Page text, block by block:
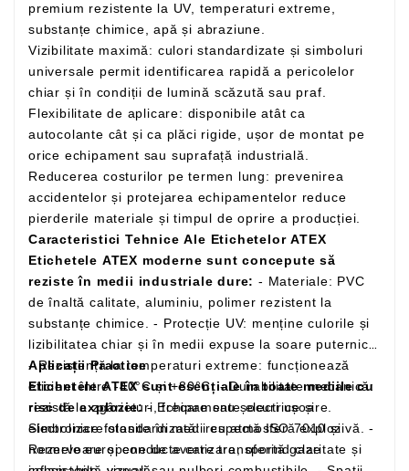
premium rezistente la UV, temperaturi extreme,
substanțe chimice, apă și abraziune.
Vizibilitate maximă: culori standardizate și simboluri
universale permit identificarea rapidă a pericolelor
chiar și în condiții de lumină scăzută sau praf.
Flexibilitate de aplicare: disponibile atât ca
autocolante cât și ca plăci rigide, ușor de montat pe
orice echipament sau suprafață industrială.
Reducerea costurilor pe termen lung: prevenirea
accidentelor și protejarea echipamentelor reduce
pierderile materiale și timpul de oprire a producției.
Caracteristici Tehnice Ale Etichetelor ATEX
Etichetele ATEX moderne sunt concepute să
reziste în medii industriale dure: - Materiale: PVC
de înaltă calitate, aluminiu, polimer rezistent la
substanțe chimice. - Protecție UV: menține culorile și
lizibilitatea chiar și în medii expuse la soare puternic.
- Rezistență la temperaturi extreme: funcționează
eficient între -40°C și +80°C. - Durabilitate mecanică:
rezistă la zgârieturi, frecare sau șocuri ușoare.
Simbolizare standardizată: respectă ISO 7010 și
normele europene de avertizare, oferind claritate și
Aplicații Practice
Etichetele ATEX sunt esențiale în toate mediile cu
risc de explozie:- Echipamente electrice și
electronice folosite în medii cu atmosferă explozivă. -
Rezervoare și conducte care transportă gaze